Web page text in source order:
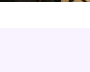
restent en